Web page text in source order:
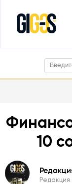
10
Редакция